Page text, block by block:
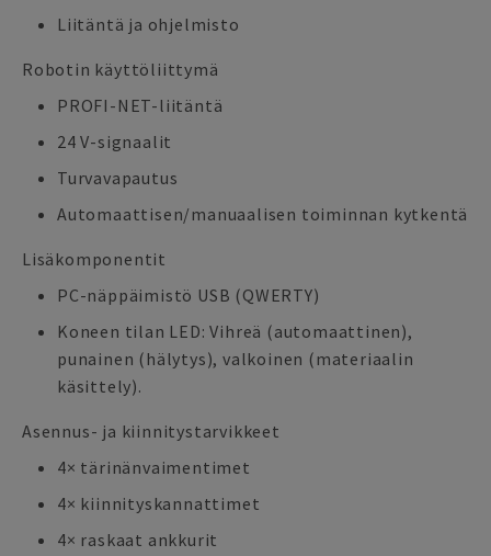
Liitäntä ja ohjelmisto
Robotin käyttöliittymä
PROFI-NET-liitäntä
24 V-signaalit
Turvavapautus
Automaattisen/manuaalisen toiminnan kytkentä
Lisäkomponentit
PC-näppäimistö USB (QWERTY)
Koneen tilan LED: Vihreä (automaattinen),
punainen (hälytys), valkoinen (materiaalin
käsittely).
Asennus- ja kiinnitystarvikkeet
4× tärinänvaimentimet
4× kiinnityskannattimet
4× raskaat ankkurit